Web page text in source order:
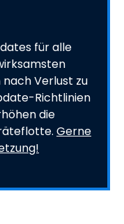
für alle
Verlust zu
Richtlinien
die
Gerne